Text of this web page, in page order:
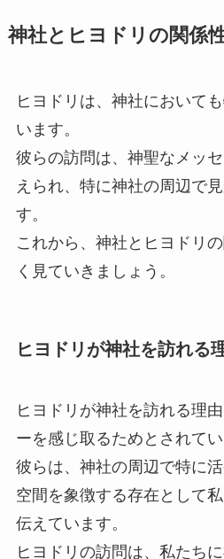
神社とヒヨドリの関係
ヒヨドリは、神社において
います。
彼らの訪問は、神聖なメッ
えられ、特に神社の周辺で
す。
これから、神社とヒヨドリ
く見ていきましょう。
ヒヨドリが神社を訪れる
ヒヨドリが神社を訪れる理
ーを感じ取るためとされてい
彼らは、神社の周辺で特に
空間を象徴する存在として
伝えています。
ヒヨドリの訪問は、私たち